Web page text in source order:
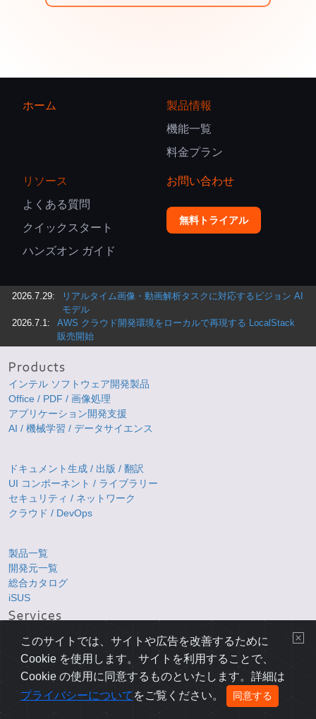
ホーム
製品情報
機能一覧
料金プラン
リソース
よくある質問
クイックスタート
ハンズオン ガイド
お問い合わせ
無料トライアル
2026.7.29:
リアルタイム画像・動画解析タスクに対応するビジョン AI
モデル
2026.7.1:
AWS クラウド開発環境をローカルで再現する LocalStack
販売開始
インテル ソフトウェア開発製品
Office / PDF / 画像処理
アプリケーション開発支援
AI / 機械学習 / データサイエンス
ドキュメント生成 / 出版 / 翻訳
UI コンポーネント / ライブラリー
セキュリティ / ネットワーク
クラウド / DevOps
製品一覧
開発元一覧
総合カタログ
iSUS
ダウンロード
ショップ
ブログ
このサイトでは、サイトや広告を改善するために
Cookie を使用します。サイトを利用することで、
Cookie の使用に同意するものといたします。詳細は
プライバシーについて をご覧ください。 同意する